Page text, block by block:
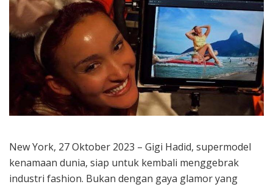
New York, 27 Oktober 2023 – Gigi Hadid, supermodel
kenamaan dunia, siap untuk kembali menggebrak
industri fashion. Bukan dengan gaya glamor yang